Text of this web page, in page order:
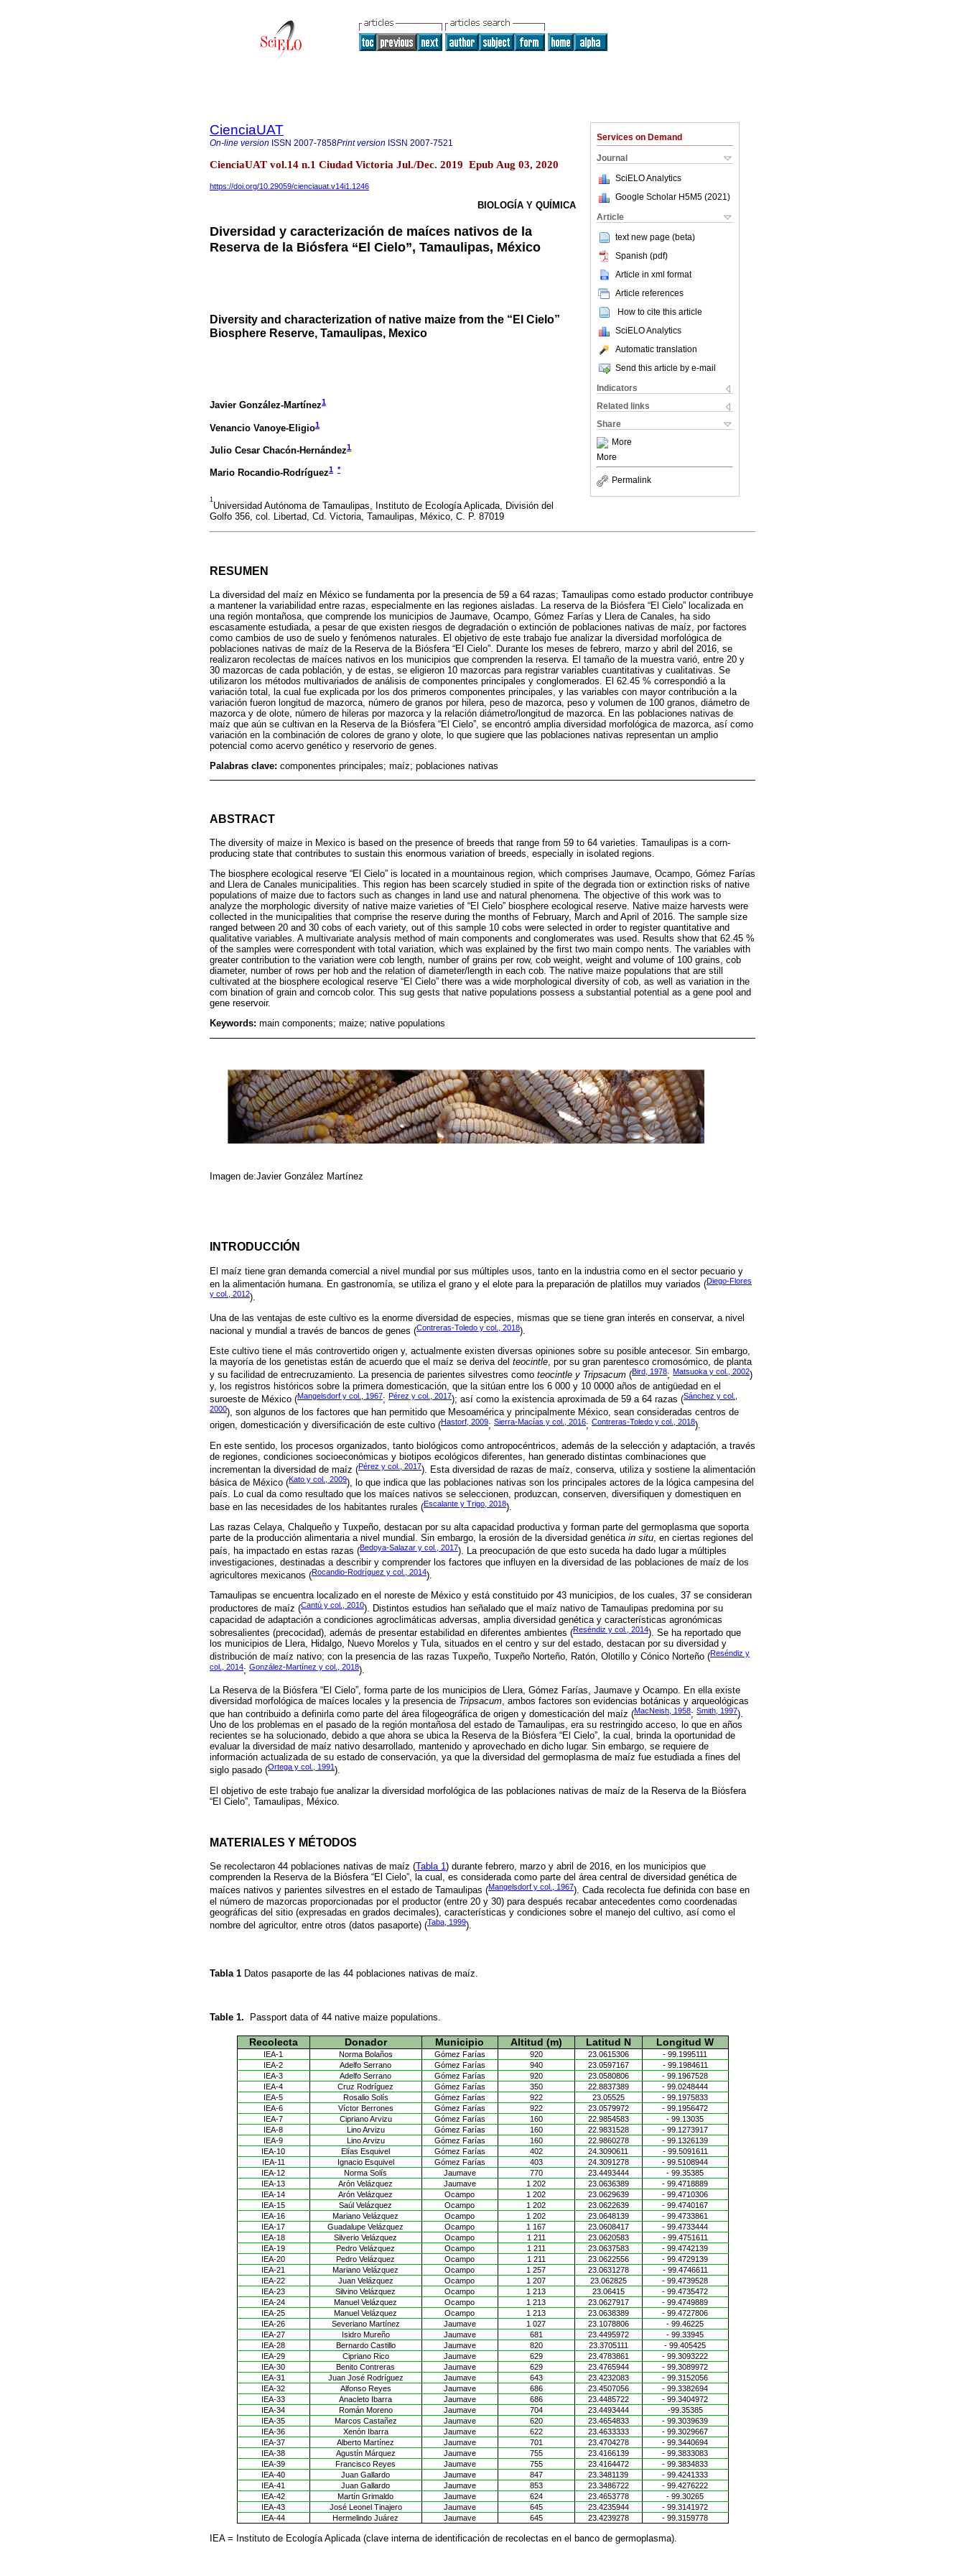
Services on Demand
Journal
SciELO Analytics
Google Scholar H5M5 (2021 )
Article
text new page (beta)
Spanish (pdf)
Article in xml format
Article references
How to cite this article
SciELO Analytics
Automatic translation
Send this article by e-mail
Indicators
Related links
Share
More
More
Permalink
CienciaUAT
On-line version ISSN 2007-7858Print version ISSN 2007-7521
CienciaUAT vol.14 n.1 Ciudad Victoria Jul./Dec. 2019 Epub Aug 03, 2020
https://doi.org/10.29059/cienciauat.v14i1.1246
BIOLOGÍA Y QUÍMICA
Diversidad y caracterización de maíces nativos de la
Reserva de la Biósfera “El Cielo”, Tamaulipas, México
Diversity and characterization of native maize from the “El Cielo”
Biosphere Reserve, Tamaulipas, Mexico
Javier González-Martínez1
Venancio Vanoye-Eligio1
Julio Cesar Chacón-Hernández1
Mario Rocandio-Rodríguez1 *
1
Universidad Autónoma de Tamaulipas, Instituto de Ecología Aplicada, División del
Golfo 356, col. Libertad, Cd. Victoria, Tamaulipas, México, C. P. 87019
RESUMEN
La diversidad del maíz en México se fundamenta por la presencia de 59 a 64 razas; Tamaulipas como estado productor contribuye
a mantener la variabilidad entre razas, especialmente en las regiones aisladas. La reserva de la Biósfera “El Cielo” localizada en
una región montañosa, que comprende los municipios de Jaumave, Ocampo, Gómez Farías y Llera de Canales, ha sido
escasamente estudiada, a pesar de que existen riesgos de degradación o extinción de poblaciones nativas de maíz, por factores
como cambios de uso de suelo y fenómenos naturales. El objetivo de este trabajo fue analizar la diversidad morfológica de
poblaciones nativas de maíz de la Reserva de la Biósfera “El Cielo”. Durante los meses de febrero, marzo y abril del 2016, se
realizaron recolectas de maíces nativos en los municipios que comprenden la reserva. El tamaño de la muestra varió, entre 20 y
30 mazorcas de cada población, y de estas, se eligieron 10 mazorcas para registrar variables cuantitativas y cualitativas. Se
utilizaron los métodos multivariados de análisis de componentes principales y conglomerados. El 62.45 % correspondió a la
variación total, la cual fue explicada por los dos primeros componentes principales, y las variables con mayor contribución a la
variación fueron longitud de mazorca, número de granos por hilera, peso de mazorca, peso y volumen de 100 granos, diámetro de
mazorca y de olote, número de hileras por mazorca y la relación diámetro/longitud de mazorca. En las poblaciones nativas de
maíz que aún se cultivan en la Reserva de la Biósfera “El Cielo”, se encontró amplia diversidad morfológica de mazorca, así como
variación en la combinación de colores de grano y olote, lo que sugiere que las poblaciones nativas representan un amplio
potencial como acervo genético y reservorio de genes.
Palabras clave: componentes principales; maíz; poblaciones nativas
ABSTRACT
The diversity of maize in Mexico is based on the presence of breeds that range from 59 to 64 varieties. Tamaulipas is a corn-
producing state that contributes to sustain this enormous variation of breeds, especially in isolated regions.
The biosphere ecological reserve “El Cielo” is located in a mountainous region, which comprises Jaumave, Ocampo, Gómez Farías
and Llera de Canales municipalities. This region has been scarcely studied in spite of the degrada tion or extinction risks of native
populations of maize due to factors such as changes in land use and natural phenomena. The objective of this work was to
analyze the morphologic diversity of native maize varieties of “El Cielo” biosphere ecological reserve. Native maize harvests were
collected in the municipalities that comprise the reserve during the months of February, March and April of 2016. The sample size
ranged between 20 and 30 cobs of each variety, out of this sample 10 cobs were selected in order to register quantitative and
qualitative variables. A multivariate analysis method of main components and conglomerates was used. Results show that 62.45 %
of the samples were correspondent with total variation, which was explained by the first two main compo nents. The variables with
greater contribution to the variation were cob length, number of grains per row, cob weight, weight and volume of 100 grains, cob
diameter, number of rows per hob and the relation of diameter/length in each cob. The native maize populations that are still
cultivated at the biosphere ecological reserve “El Cielo” there was a wide morphological diversity of cob, as well as variation in the
com bination of grain and corncob color. This sug gests that native populations possess a substantial potential as a gene pool and
gene reservoir.
Keywords: main components; maize; native populations
Imagen de:Javier González Martínez
INTRODUCCIÓN
El maíz tiene gran demanda comercial a nivel mundial por sus múltiples usos, tanto en la industria como en el sector pecuario y
en la alimentación humana. En gastronomía, se utiliza el grano y el elote para la preparación de platillos muy variados (Diego-Flores
y col., 2012).
Una de las ventajas de este cultivo es la enorme diversidad de especies, mismas que se tiene gran interés en conservar, a nivel
nacional y mundial a través de bancos de genes (Contreras-Toledo y col., 2018).
Este cultivo tiene el más controvertido origen y, actualmente existen diversas opiniones sobre su posible antecesor. Sin embargo,
la mayoría de los genetistas están de acuerdo que el maíz se deriva del teocintle, por su gran parentesco cromosómico, de planta
y su facilidad de entrecruzamiento. La presencia de parientes silvestres como teocintle y Tripsacum (Bird, 1978; Matsuoka y col., 2002)
y, los registros históricos sobre la primera domesticación, que la sitúan entre los 6 000 y 10 0000 años de antigüedad en el
suroeste de México (Mangelsdorf y col., 1967; Pérez y col., 2017); así como la existencia aproximada de 59 a 64 razas (Sánchez y col.,
2000), son algunos de los factores que han permitido que Mesoamérica y principalmente México, sean consideradas centros de
origen, domesticación y diversificación de este cultivo (Hastorf, 2009; Sierra-Macías y col., 2016; Contreras-Toledo y col., 2018).
En este sentido, los procesos organizados, tanto biológicos como antropocéntricos, además de la selección y adaptación, a través
de regiones, condiciones socioeconómicas y biotipos ecológicos diferentes, han generado distintas combinaciones que
incrementan la diversidad de maíz (Pérez y col., 2017). Esta diversidad de razas de maíz, conserva, utiliza y sostiene la alimentación
básica de México (Kato y col., 2009), lo que indica que las poblaciones nativas son los principales actores de la lógica campesina del
país. Lo cual da como resultado que los maíces nativos se seleccionen, produzcan, conserven, diversifiquen y domestiquen en
base en las necesidades de los habitantes rurales (Escalante y Trigo, 2018).
Las razas Celaya, Chalqueño y Tuxpeño, destacan por su alta capacidad productiva y forman parte del germoplasma que soporta
parte de la producción alimentaria a nivel mundial. Sin embargo, la erosión de la diversidad genética in situ, en ciertas regiones del
país, ha impactado en estas razas (Bedoya-Salazar y col., 2017). La preocupación de que esto suceda ha dado lugar a múltiples
investigaciones, destinadas a describir y comprender los factores que influyen en la diversidad de las poblaciones de maíz de los
agricultores mexicanos (Rocandio-Rodríguez y col., 2014).
Tamaulipas se encuentra localizado en el noreste de México y está constituido por 43 municipios, de los cuales, 37 se consideran
productores de maíz (Cantú y col., 2010). Distintos estudios han señalado que el maíz nativo de Tamaulipas predomina por su
capacidad de adaptación a condiciones agroclimáticas adversas, amplia diversidad genética y características agronómicas
sobresalientes (precocidad), además de presentar estabilidad en diferentes ambientes (Reséndiz y col., 2014). Se ha reportado que
los municipios de Llera, Hidalgo, Nuevo Morelos y Tula, situados en el centro y sur del estado, destacan por su diversidad y
distribución de maíz nativo; con la presencia de las razas Tuxpeño, Tuxpeño Norteño, Ratón, Olotillo y Cónico Norteño (Reséndiz y
col., 2014; González-Martínez y col., 2018).
La Reserva de la Biósfera “El Cielo”, forma parte de los municipios de Llera, Gómez Farías, Jaumave y Ocampo. En ella existe
diversidad morfológica de maíces locales y la presencia de Tripsacum, ambos factores son evidencias botánicas y arqueológicas
que han contribuido a definirla como parte del área filogeográfica de origen y domesticación del maíz (MacNeish, 1958; Smith, 1997).
Uno de los problemas en el pasado de la región montañosa del estado de Tamaulipas, era su restringido acceso, lo que en años
recientes se ha solucionado, debido a que ahora se ubica la Reserva de la Biósfera “El Cielo”, la cual, brinda la oportunidad de
evaluar la diversidad de maíz nativo desarrollado, mantenido y aprovechado en dicho lugar. Sin embargo, se requiere de
información actualizada de su estado de conservación, ya que la diversidad del germoplasma de maíz fue estudiada a fines del
siglo pasado (Ortega y col., 1991).
El objetivo de este trabajo fue analizar la diversidad morfológica de las poblaciones nativas de maíz de la Reserva de la Biósfera
“El Cielo”, Tamaulipas, México.
MATERIALES Y MÉTODOS
Se recolectaron 44 poblaciones nativas de maíz (Tabla 1) durante febrero, marzo y abril de 2016, en los municipios que
comprenden la Reserva de la Biósfera “El Cielo”, la cual, es considerada como parte del área central de diversidad genética de
maíces nativos y parientes silvestres en el estado de Tamaulipas (Mangelsdorf y col., 1967). Cada recolecta fue definida con base en
el número de mazorcas proporcionadas por el productor (entre 20 y 30) para después recabar antecedentes como coordenadas
geográficas del sitio (expresadas en grados decimales), características y condiciones sobre el manejo del cultivo, así como el
nombre del agricultor, entre otros (datos pasaporte) (Taba, 1999).
Tabla 1 Datos pasaporte de las 44 poblaciones nativas de maíz.
Table 1. Passport data of 44 native maize populations.
Recolecta Donador Municipio Altitud (m) Latitud N Longitud W
IEA-1 Norma Bolaños Gómez Farías 920 23.0615306
- 99.1995111
IEA-2
Adelfo Serrano Gómez Farías 940 23.0597167
- 99.1984611
IEA-3
Adelfo Serrano Gómez Farías 920 23.0580806
- 99.1967528
IEA-4
Cruz Rodríguez Gómez Farías 350 22.8837389
- 99.0248444
IEA-5
Rosalio Solís Gómez Farías 922 23.05525
- 99.1975833
IEA-6
Víctor Berrones Gómez Farías 922 23.0579972
- 99.1956472
IEA-7
Cipriano Arvizu Gómez Farías 160 22.9854583
- 99.13035
IEA-8
Lino Arvizu Gómez Farías 160 22.9831528
- 99.1273917
IEA-9
Lino Arvizu Gómez Farías 160 22.9860278
- 99.1326139
IEA-10
Elías Esquivel Gómez Farías 402 24.3090611
- 99.5091611
IEA-11
Ignacio Esquivel Gómez Farías 403 24.3091278
- 99.5108944
IEA-12
Norma Solís Jaumave 770 23.4493444
- 99.35385
IEA-13
Arón Velázquez Jaumave 1 202 23.0636389
- 99.4718889
IEA-14
Arón Velázquez Ocampo 1 202 23.0629639
- 99.4710306
IEA-15
Saúl Velázquez Ocampo 1 202 23.0622639
- 99.4740167
IEA-16
Mariano Velázquez Ocampo 1 202 23.0648139
- 99.4733861
IEA-17
Guadalupe Velázquez Ocampo 1 167 23.0608417
- 99.4733444
IEA-18
Silverio Velázquez Ocampo 1 211 23.0620583
- 99.4751611
IEA-19
Pedro Velázquez Ocampo 1 211 23.0637583
- 99.4742139
IEA-20
Pedro Velázquez Ocampo 1 211 23.0622556
- 99.4729139
IEA-21
Mariano Velázquez Ocampo 1 257 23.0631278
- 99.4746611
IEA-22
Juan Velázquez Ocampo 1 207 23.062825
- 99.4739528
IEA-23
Silvino Velázquez Ocampo 1 213 23.06415
- 99.4735472
IEA-24
Manuel Velázquez Ocampo 1 213 23.0627917
- 99.4749889
IEA-25
Manuel Velázquez Ocampo 1 213 23.0638389
- 99.4727806
IEA-26
Severiano Martínez Jaumave 1 027 23.1078806
- 99.46225
IEA-27
Isidro Mureño Jaumave 681 23.4495972
- 99.33945
IEA-28
Bernardo Castillo Jaumave 820 23.3705111
- 99.405425
IEA-29
Cipriano Rico Jaumave 629 23.4783861
- 99.3093222
IEA-30
Benito Contreras Jaumave 629 23.4765944
- 99.3089972
IEA-31
Juan José Rodríguez Jaumave 643 23.4232083
- 99.3152056
IEA-32
Alfonso Reyes Jaumave 686 23.4507056
- 99.3382694
IEA-33
Anacleto Ibarra Jaumave 686 23.4485722
- 99.3404972
IEA-34
Román Moreno Jaumave 704 23.4493444
-99.35385
IEA-35
Marcos Castañez Jaumave 620 23.4654833
- 99.3039639
IEA-36
Xenón Ibarra Jaumave 622 23.4633333
- 99.3029667
IEA-37
Alberto Martínez Jaumave 701 23.4704278
- 99.3440694
IEA-38
Agustín Márquez Jaumave 755 23.4166139
- 99.3833083
IEA-39
Francisco Reyes Jaumave 755 23.4164472
- 99.3834833
IEA-40
Juan Gallardo Jaumave 847 23.3481139
- 99.4241333
IEA-41
Juan Gallardo Jaumave 853 23.3486722
- 99.4276222
IEA-42
Martín Grimaldo Jaumave 624 23.4653778
- 99.30265
IEA-43
José Leonel Tinajero Jaumave 645 23.4235944
- 99.3141972
IEA-44
Hermelindo Juárez Jaumave 645 23.4239278 - 99.3159778
IEA = Instituto de Ecología Aplicada (clave interna de identificación de recolectas en el banco de germoplasma).